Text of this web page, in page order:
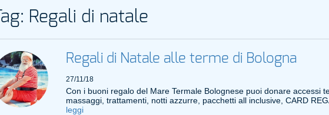
Tag: Regali di natale
Regali di Natale alle terme di Bologna
27/11/18
Con i buoni regalo del Mare Termale Bolognese puoi donare accessi
massaggi, trattamenti, notti azzurre, pacchetti all inclusive, CARD
leggi